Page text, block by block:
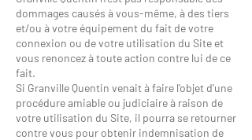
dommages causés à vous-même, à des tiers
et/ou à votre équipement du fait de votre
connexion ou de votre utilisation du Site et
vous renoncez à toute action contre lui de ce
fait.
Si Granville Quentin venait à faire l'objet d'une
procédure amiable ou judiciaire à raison de
votre utilisation du Site, il pourra se retourner
contre vous pour obtenir indemnisation de